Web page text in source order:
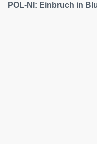
POL-NI: Einbruch in